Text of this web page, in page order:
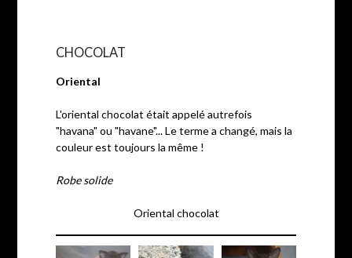
CHOCOLAT
Oriental
L'oriental chocolat était appelé autrefois
"havana" ou "havane"... Le terme a changé, mais la
couleur est toujours la même !
Robe solide
Oriental chocolat